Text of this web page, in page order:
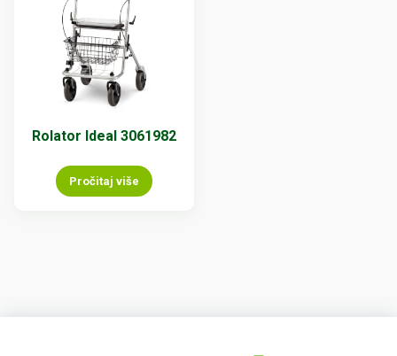
Rolator Ideal 3061982
Pročitaj više